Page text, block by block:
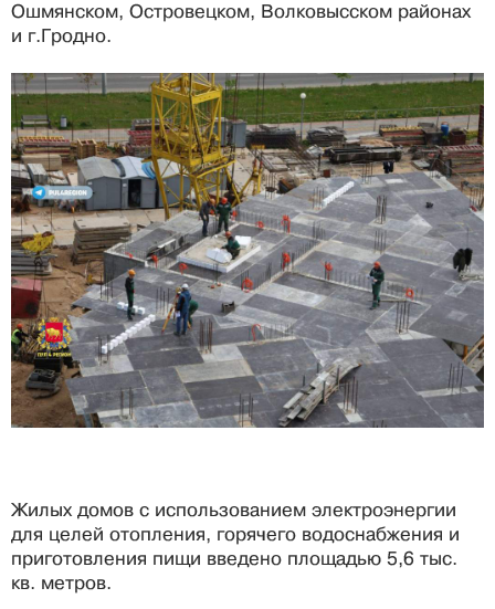
Ошмянском, Островецком, Волковысском районах
и г.Гродно.
Жилых домов с использованием электроэнергии
для целей отопления, горячего водоснабжения и
приготовления пищи введено площадью 5,6 тыс.
кв. метров.